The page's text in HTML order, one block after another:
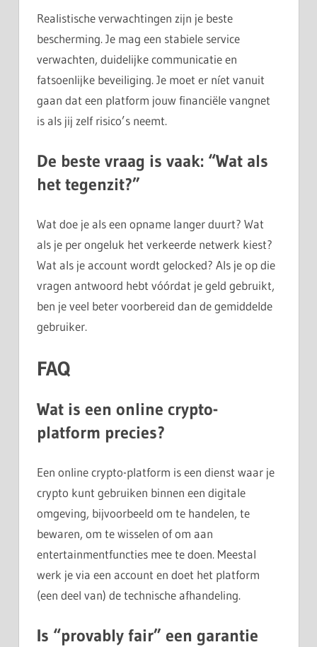
Realistische verwachtingen zijn je beste
bescherming. Je mag een stabiele service
verwachten, duidelijke communicatie en
fatsoenlijke beveiliging. Je moet er níet vanuit
gaan dat een platform jouw financiële vangnet
is als jij zelf risico’s neemt.
De beste vraag is vaak: “Wat als
het tegenzit?”
Wat doe je als een opname langer duurt? Wat
als je per ongeluk het verkeerde netwerk kiest?
Wat als je account wordt gelocked? Als je op die
vragen antwoord hebt vóórdat je geld gebruikt,
ben je veel beter voorbereid dan de gemiddelde
gebruiker.
FAQ
Wat is een online crypto-
platform precies?
Een online crypto-platform is een dienst waar je
crypto kunt gebruiken binnen een digitale
omgeving, bijvoorbeeld om te handelen, te
bewaren, om te wisselen of om aan
entertainmentfuncties mee te doen. Meestal
werk je via een account en doet het platform
(een deel van) de technische afhandeling.
Is “provably fair” een garantie